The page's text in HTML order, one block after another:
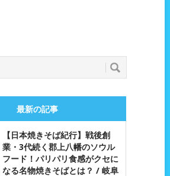
最新の記事
【日本焼きそば紀行】戦後創
業・3代続く郡上八幡のソウル
フード！パリパリ食感がクセに
なる名物焼きそばとは？ / 岐阜